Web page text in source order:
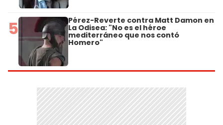
5 Pérez-Reverte contra Matt Damon en
La Odisea: "No es el héroe
mediterráneo que nos contó
Homero"